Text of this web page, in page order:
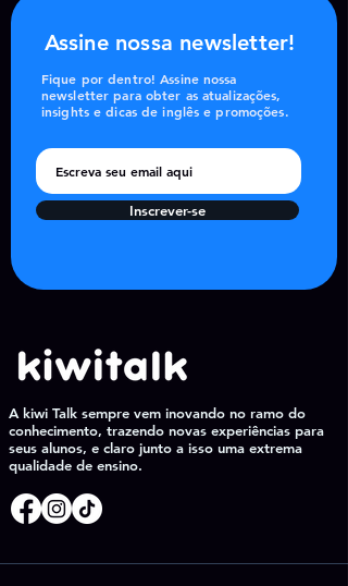
Assine nossa newsletter!
Fique por dentro! Assine nossa
newsletter para obter as atualizações,
insights e dicas de inglês e promoções.
Inscrever-se
A kiwi Talk sempre vem inovando no ramo do
conhecimento, trazendo novas experiências para
seus alunos, e claro junto a isso uma extrema
qualidade de ensino.